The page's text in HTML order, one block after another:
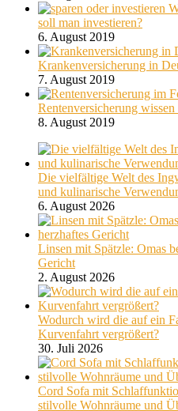
soll man investieren?
6. August 2019
Krankenversicherung in
7. August 2019
Rentenversicherung wissen
8. August 2019
Die vielfältige Welt des
und kulinarische
6. August 2026
Linsen mit Spätzle: Omas
Gericht
2. August 2026
Wodurch wird die auf ein
Kurvenfahrt vergrößert?
30. Juli 2026
Cord Sofa mit
stilvolle Wohnräume und